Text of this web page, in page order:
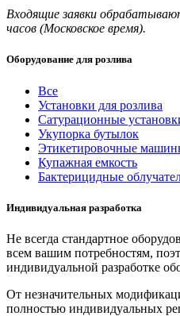
Входящие заявки
часов (Московское время).
Оборудование для розлива
Все
Установки для розлива
Сатурационные
Укупорка бутылок
Этикетировочные
Купажная емкость
Бактерицидные
Индивидуальная разработка
Не всегда стандартное
всем вашим потребностям,
индивидуальной разработке
От незначительных
полностью индивидуальных